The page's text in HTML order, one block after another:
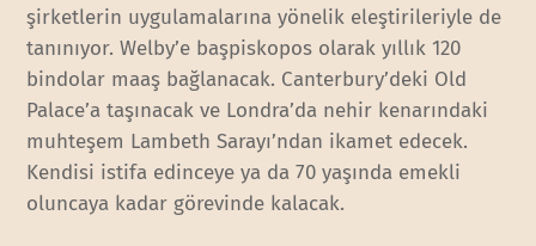
şirketlerin uygulamalarına yönelik eleştirileriyle de
tanınıyor. Welby’e başpiskopos olarak yıllık 120
bindolar maaş bağlanacak. Canterbury’deki Old
Palace’a taşınacak ve Londra’da nehir kenarındaki
muhteşem Lambeth Sarayı’ndan ikamet edecek.
Kendisi istifa edinceye ya da 70 yaşında emekli
oluncaya kadar görevinde kalacak.